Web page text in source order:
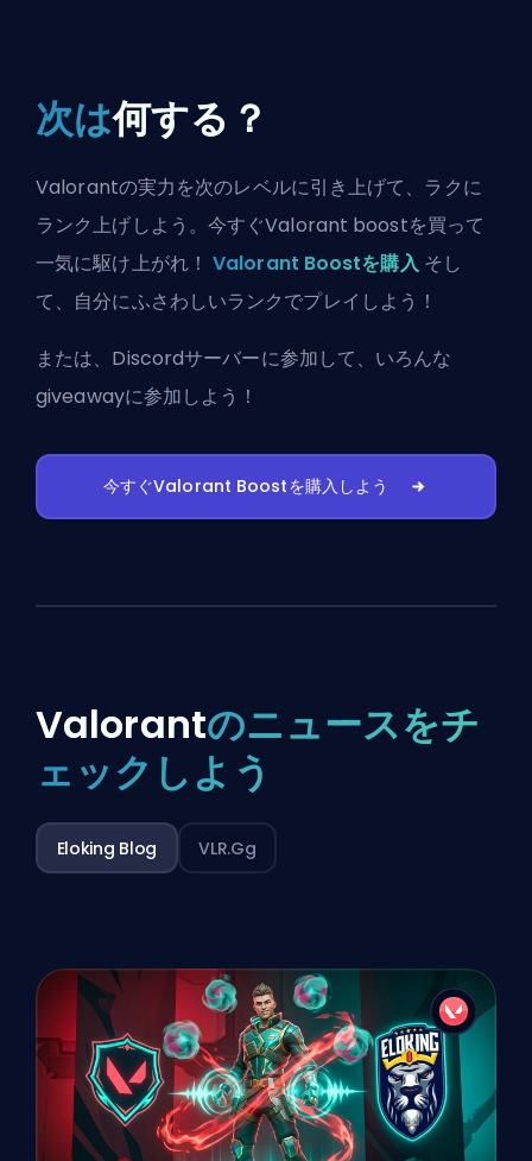
次は何する？
Valorantの実力を次のレベルに引き上げて、ラクに
ランク上げしよう。今すぐValorant boostを買って
一気に駆け上がれ！ Valorant Boostを購入そし
て、自分にふさわしいランクでプレイしよう！
または、 Discordサーバーに参加して、いろんな
giveawayに参加しよう！
今すぐValorant Boostを購入しよう
Valorantのニュースをチ
ェックしよう
Eloking Blog VLR.gg